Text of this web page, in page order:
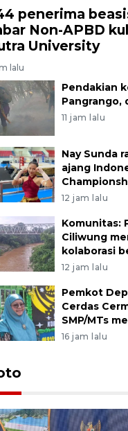
penerima
Non-APBD
University
lalu
Pendakian
Pangrango,
11 jam lalu
Nay Sunda
ajang
12 jam lalu
Komunitas:
Ciliwung
kolaborasi
12 jam lalu
Pemkot
Cerdas
SMP/MTs
16 jam lalu